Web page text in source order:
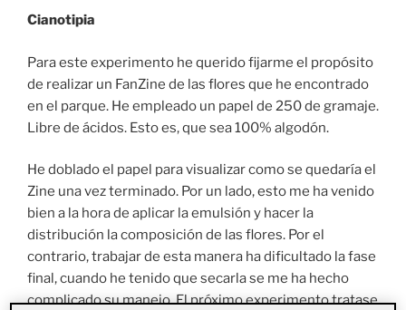
Cianotipia
Para este experimento he querido fijarme el propósito
de realizar un FanZine de las flores que he encontrado
en el parque. He empleado un papel de 250 de gramaje.
Libre de ácidos. Esto es, que sea 100% algodón.
He doblado el papel para visualizar como se quedaría el
Zine una vez terminado. Por un lado, esto me ha venido
bien a la hora de aplicar la emulsión y hacer la
distribución la composición de las flores. Por el
contrario, trabajar de esta manera ha dificultado la fase
final, cuando he tenido que secarla se me ha hecho
complicado su manejo. El próximo experimento tratase